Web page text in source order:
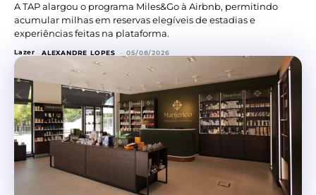
A TAP alargou o programa Miles&Go à Airbnb, permitindo
acumular milhas em reservas elegíveis de estadias e
experiências feitas na plataforma.
Lazer ALEXANDRE LOPES - 05/08/2026